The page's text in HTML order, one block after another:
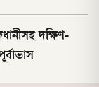
দক্ষিণ-